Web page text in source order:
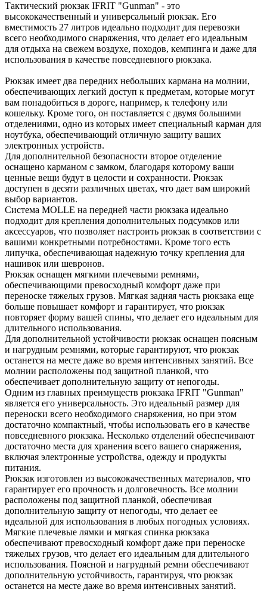
Тактический рюкзак IFRIT "Gunman" - это
высококачественный и универсальный рюкзак. Его
вместимость 27 литров идеально подходит для перевозки
всего необходимого снаряжения, что делает его идеальным
для отдыха на свежем воздухе, походов, кемпинга и даже для
использования в качестве повседневного рюкзака.
Рюкзак имеет два передних небольших кармана на молнии,
обеспечивающих легкий доступ к предметам, которые могут
вам понадобиться в дороге, например, к телефону или
кошельку. Кроме того, он поставляется с двумя большими
отделениями, одно из которых имеет специальный карман для
ноутбука, обеспечивающий отличную защиту ваших
электронных устройств.
Для дополнительной безопасности второе отделение
оснащено карманом с замком, благодаря которому ваши
ценные вещи будут в целости и сохранности. Рюкзак
доступен в десяти различных цветах, что дает вам широкий
выбор вариантов.
Система MOLLE на передней части рюкзака идеально
подходит для крепления дополнительных подсумков или
аксессуаров, что позволяет настроить рюкзак в соответствии с
вашими конкретными потребностями. Кроме того есть
липучка, обеспечивающая надежную точку крепления для
нашивок или шевронов.
Рюкзак оснащен мягкими плечевыми ремнями,
обеспечивающими превосходный комфорт даже при
переноске тяжелых грузов. Мягкая задняя часть рюкзака еще
больше повышает комфорт и гарантирует, что рюкзак
повторяет форму вашей спины, что делает его идеальным для
длительного использования.
Для дополнительной устойчивости рюкзак оснащен поясным
и нагрудным ремнями, которые гарантируют, что рюкзак
останется на месте даже во время интенсивных занятий. Все
молнии расположены под защитной планкой, что
обеспечивает дополнительную защиту от непогоды.
Одним из главных преимуществ рюкзака IFRIT "Gunman"
является его универсальность. Это идеальный размер для
переноски всего необходимого снаряжения, но при этом
достаточно компактный, чтобы использовать его в качестве
повседневного рюкзака. Несколько отделений обеспечивают
достаточно места для хранения всего вашего снаряжения,
включая электронные устройства, одежду и продукты
питания.
Рюкзак изготовлен из высококачественных материалов, что
гарантирует его прочность и долговечность. Все молнии
расположены под защитной планкой, обеспечивая
дополнительную защиту от непогоды, что делает ее
идеальной для использования в любых погодных условиях.
Мягкие плечевые лямки и мягкая спинка рюкзака
обеспечивают превосходный комфорт даже при переноске
тяжелых грузов, что делает его идеальным для длительного
использования. Поясной и нагрудный ремни обеспечивают
дополнительную устойчивость, гарантируя, что рюкзак
останется на месте даже во время интенсивных занятий.